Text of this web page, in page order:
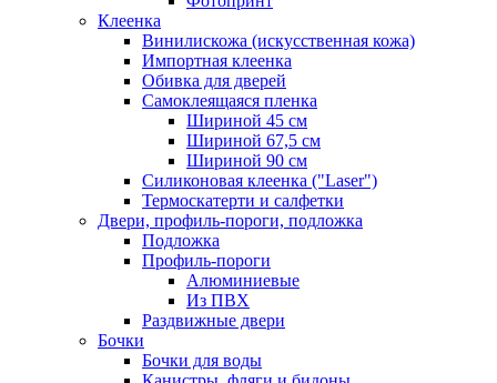
Клеенка
Винилискожа (искусственная кожа)
Импортная клеенка
Обивка для дверей
Самоклеящаяся пленка
Шириной 45 см
Шириной 67,5 см
Шириной 90 см
Силиконовая клеенка ("Laser")
Термоскатерти и салфетки
Двери, профиль-пороги, подложка
Подложка
Профиль-пороги
Алюминиевые
Из ПВХ
Раздвижные двери
Бочки
Бочки для воды